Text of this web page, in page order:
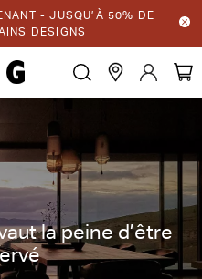
- JUSQU’À 50% DE
DESIGNS
la peine d’être